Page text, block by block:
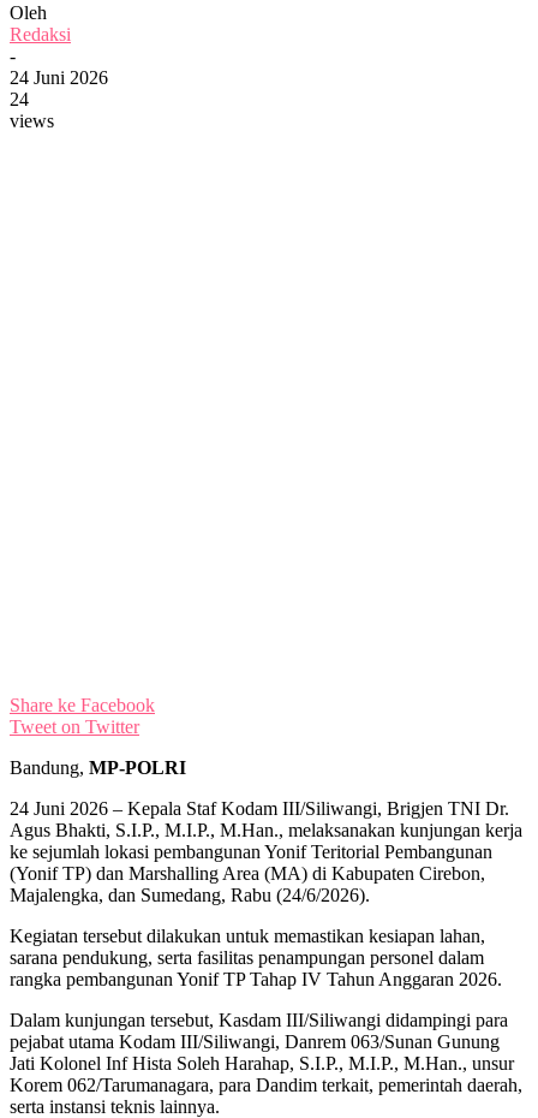
Oleh
Redaksi
-
24 Juni 2026
24
views
Share ke Facebook
Tweet on Twitter
Bandung, MP-POLRI
24 Juni 2026 – Kepala Staf Kodam III/Siliwangi, Brigjen TNI Dr.
Agus Bhakti, S.I.P., M.I.P., M.Han., melaksanakan kunjungan kerja
ke sejumlah lokasi pembangunan Yonif Teritorial Pembangunan
(Yonif TP) dan Marshalling Area (MA) di Kabupaten Cirebon,
Majalengka, dan Sumedang, Rabu (24/6/2026).
Kegiatan tersebut dilakukan untuk memastikan kesiapan lahan,
sarana pendukung, serta fasilitas penampungan personel dalam
rangka pembangunan Yonif TP Tahap IV Tahun Anggaran 2026.
Dalam kunjungan tersebut, Kasdam III/Siliwangi didampingi para
pejabat utama Kodam III/Siliwangi, Danrem 063/Sunan Gunung
Jati Kolonel Inf Hista Soleh Harahap, S.I.P., M.I.P., M.Han., unsur
Korem 062/Tarumanagara, para Dandim terkait, pemerintah daerah,
serta instansi teknis lainnya.